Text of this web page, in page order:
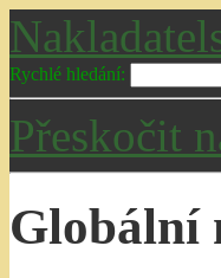
Rychlé hledání:
Přeskočit
Globální